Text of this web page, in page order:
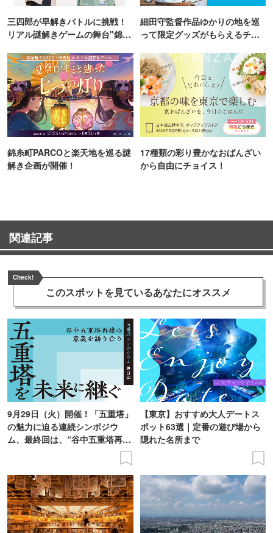
三四郎が早解きバトルに挑戦！
リアル謎解きゲームの舞台"錦糸
細田守監督作品ゆかりの地を巡
って限定グッズがもらえるチャ
錦糸町PARCOと楽天地を巡る謎
解き企画が開催！
17種類の彩り豊かなおばんざい
から自由にチョイス！
関連記事
Check!
このスポットを見ているあなたにオススメ
9月29日（火）開催！「五重塔」
の魅力に迫る連続シンポジウ
ム、最終回は、“谷中五重塔再建
【東京】おすすめ大人デートス
ポット63選｜定番の遊び場から
隠れた名所まで